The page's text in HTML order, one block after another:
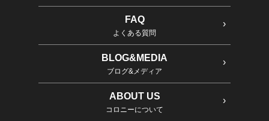
FAQ
よくある質問
BLOG&MEDIA
ブログ&メディア
ABOUT US
コロニーについて